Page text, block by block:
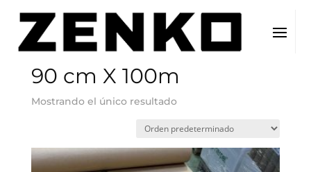
Inicio / Tamaño del producto / 90 cm X 100m
90 cm X 100m
Mostrando el único resultado